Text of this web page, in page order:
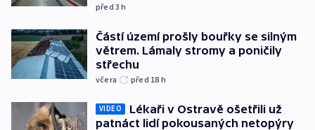
před 3h
Částí území prošly bouřky se silným
větrem. Lámaly stromy a poničily
střechu
včera před 18 h
VIDEO
Lékaři v Ostravě ošetřili už
patnáct lidí pokousaných netopýry